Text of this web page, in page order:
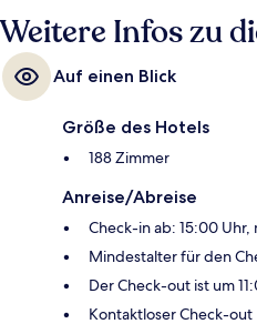
Weitere Infos zu
Auf einen Blick
Größe des Hotels
188 Zimmer
Anreise/Abreise
Check-in ab: 15:00
Mindestalter für den
Der Check-out ist um
Kontaktloser Check-out